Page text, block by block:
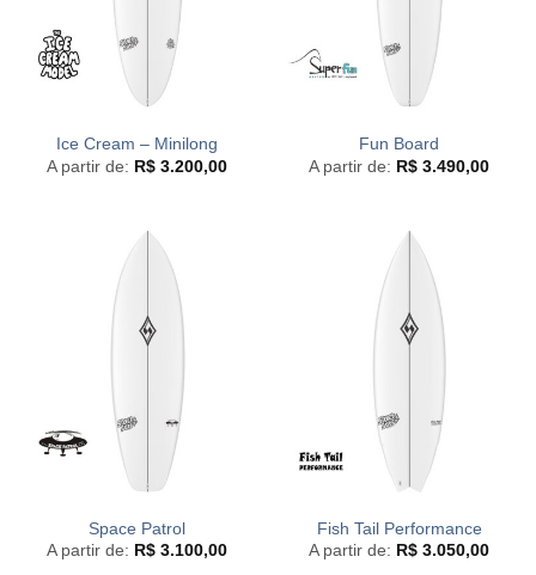
Ice Cream – Minilong
A partir de: R$ 3.200,00
Fun Board
A partir de: R$ 3.490,00
Space Patrol
A partir de: R$ 3.100,00
Fish Tail Performance
A partir de: R$ 3.050,00